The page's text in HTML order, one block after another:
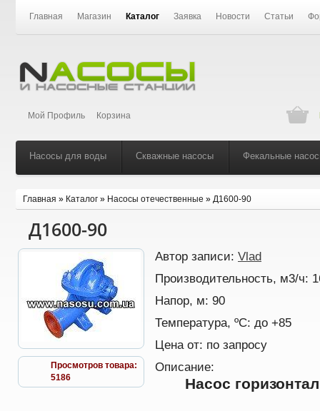
Главная Магазин Каталог Заявка Новости Статьи
Мой Профиль Корзина
Насосы для воды Скважные насосы Фекальные
Главная » Каталог » Насосы отечественные » Д1600-90
Д1600-90
Просмотров товара:
5186
Автор записи: Vlad
Производительность, м3/ч:
Напор, м: 90
Температура, ºС: до +85
Цена от: по запросу
Описание:
Насос